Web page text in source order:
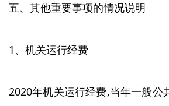
五、其他重要事项的情况说明
1、机关运行经费
2020年机关运行经费,当年一般公